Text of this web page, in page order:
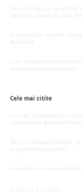
Cele mai citite